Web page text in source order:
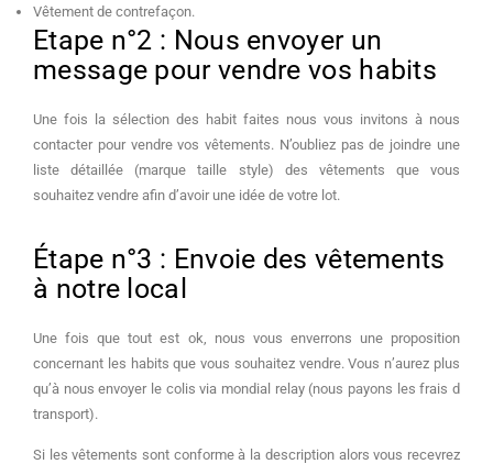
Vêtement de contrefaçon.
Etape n°2 : Nous envoyer un
message pour vendre vos habits
Une fois la sélection des habit faites nous vous invitons à nous
contacter pour vendre vos vêtements. N’oubliez pas de joindre une
liste détaillée (marque taille style) des vêtements que vous
souhaitez vendre afin d’avoir une idée de votre lot.
Étape n°3 : Envoie des vêtements
à notre local
Une fois que tout est ok, nous vous enverrons une proposition
concernant les habits que vous souhaitez vendre. Vous n’aurez plus
qu’à nous envoyer le colis via mondial relay (nous payons les frais d
transport).
Si les vêtements sont conforme à la description alors vous recevrez